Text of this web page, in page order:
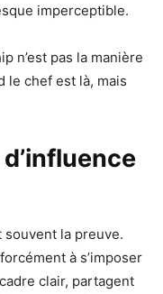
imperceptible.
n’est pas la manière
le chef est là, mais
la preuve.
à s’imposer
clair, partagent